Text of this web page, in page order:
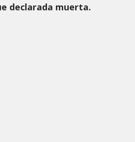
declarada muerta.